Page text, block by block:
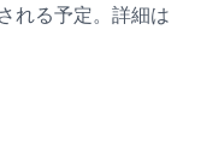
れる予定。詳細は